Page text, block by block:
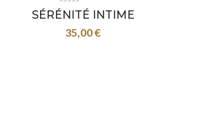
SÉRÉNITÉ INTIME
35,00€